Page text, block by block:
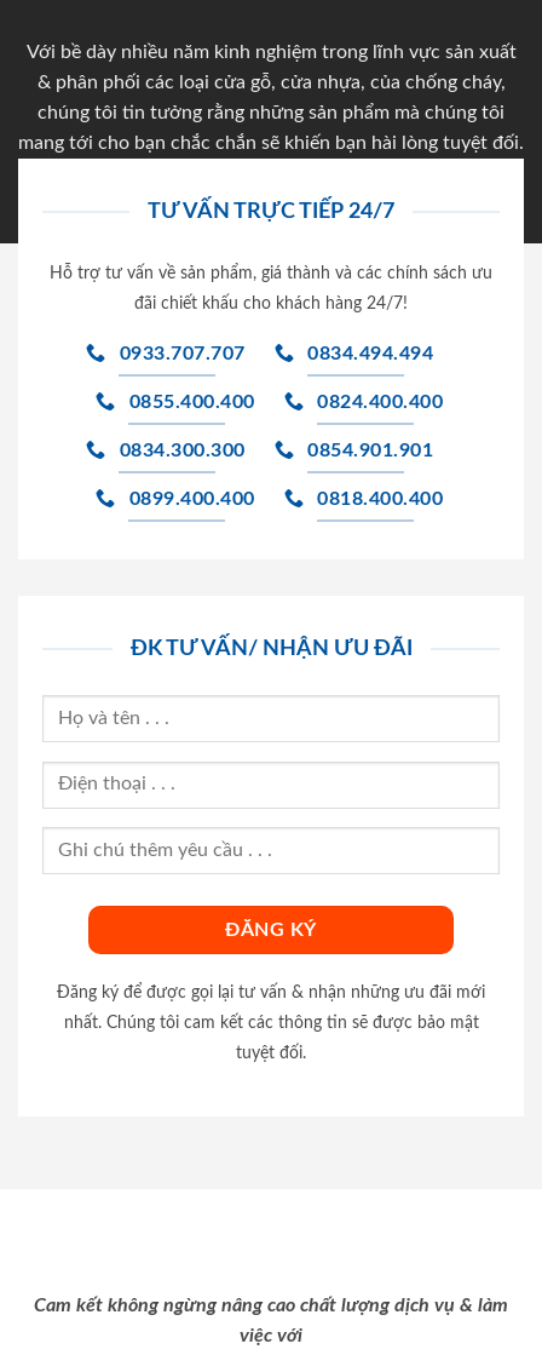
Với bề dày nhiều năm kinh nghiệm trong lĩnh vực sản xuất
& phân phối các loại cửa gỗ, cửa nhựa, của chống cháy,
chúng tôi tin tưởng rằng những sản phẩm mà chúng tôi
mang tới cho bạn chắc chắn sẽ khiến bạn hài lòng tuyệt đối.
TƯ VẤN TRỰC TIẾP 24/7
Hỗ trợ tư vấn về sản phẩm, giá thành và các chính sách ưu
đãi chiết khấu cho khách hàng 24/7!
0933.707.707 0834.494.494
0855.400.400 0824.400.400
0834.300.300 0854.901.901
0899.400.400 0818.400.400
ĐK TƯ VẤN/ NHẬN ƯU ĐÃI
Đăng ký để được gọi lại tư vấn & nhận những ưu đãi mới
nhất. Chúng tôi cam kết các thông tin sẽ được bảo mật
tuyệt đối.
Cam kết không ngừng nâng cao chất lượng dịch vụ & làm
việc với